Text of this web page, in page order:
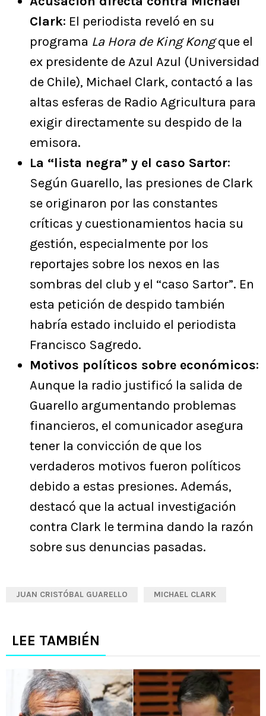
Clark: El periodista reveló en su
programa La Hora de King Kongque el
ex presidente de Azul Azul (Universidad
de Chile), Michael Clark, contactó a las
altas esferas de Radio Agricultura para
exigir directamente su despido de la
emisora.
La “lista negra” y el caso Sartor:
Según Guarello, las presiones de Clark
se originaron por las constantes
críticas y cuestionamientos hacia su
gestión, especialmente por los
reportajes sobre los nexos en las
sombras del club y el “caso Sartor”. En
esta petición de despido también
habría estado incluido el periodista
Francisco Sagredo.
Motivos políticos sobre económicos:
Aunque la radio justificó la salida de
Guarello argumentando problemas
financieros, el comunicador asegura
tener la convicción de que los
verdaderos motivos fueron políticos
debido a estas presiones. Además,
destacó que la actual investigación
contra Clark le termina dando la razón
sobre sus denuncias pasadas.
JUAN CRISTÓBAL GUARELLO MICHAEL CLARK
LEE TAMBIÉN